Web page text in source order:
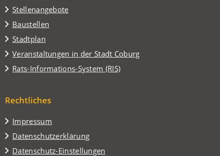
Stellenangebote
Baustellen
Stadtplan
(Öffnet
in
einem
neuen
Veranstaltungen in der Stadt Coburg
(Öffnet
in
einem
Tab)
Rats-Informations-System (RIS)
(Öffnet
neuen
Rechtliches
Impressum
Datenschutzerklärung
Datenschutz-Einstellungen